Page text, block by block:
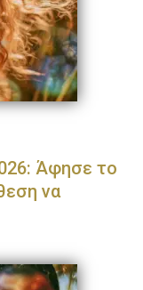
Άφησε το
να